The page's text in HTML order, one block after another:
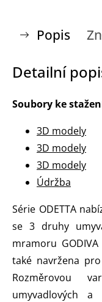
Popis
Detailní
Soubory ke
3D modely
3D modely
3D modely
Údržba
Série ODETTA
se 3 druhy
mramoru
také navržena
Rozměrovou
umyvadlových a